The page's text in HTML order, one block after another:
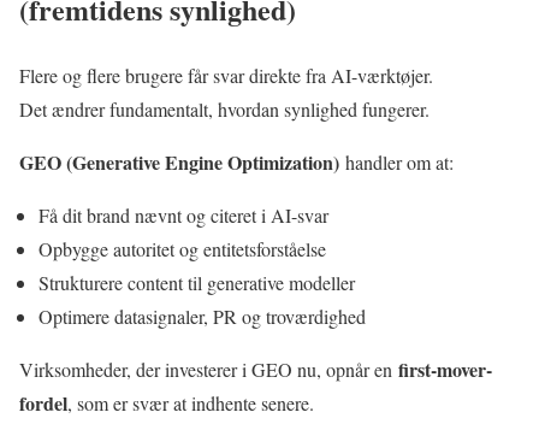
(fremtidens synlighed)
Flere og flere brugere får svar direkte fra AI-værktøjer.
Det ændrer fundamentalt, hvordan synlighed fungerer.
GEO (Generative Engine Optimization) handler om at:
Få dit brand nævnt og citeret i AI-svar
Opbygge autoritet og entitetsforståelse
Strukturere content til generative modeller
Optimere datasignaler, PR og troværdighed
Virksomheder, der investerer i GEO nu, opnår en first-mover-
fordel, som er svær at indhente senere.